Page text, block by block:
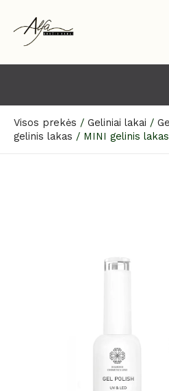
turinio
Visos prekės / Geliniai lakai /
gelinis lakas / MINI gelinis